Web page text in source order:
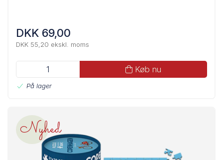
DKK 69,00
DKK 55,20 ekskl. moms
Køb nu
På lager
Nyhed